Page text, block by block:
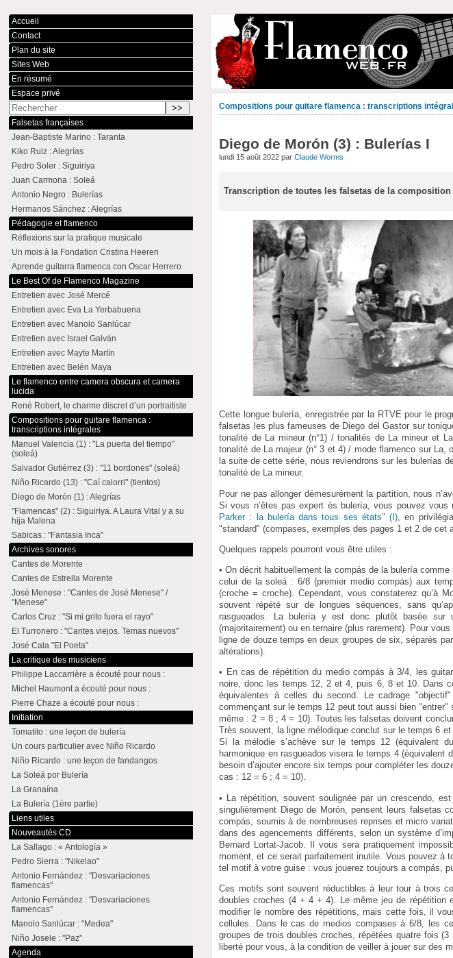
Compositions pour guitare flamenca : transcriptions
Diego de Morón (3) : Bulerías I
lundi 15 août 2022 parClaude Worms
Transcription de toutes les falsetas de la
Cette longue bulería, enregistrée par la RTVE pour le
falsetas les plus fameuses de Diego del Gastor sur
tonalité de La mineur (n°1) / tonalités de La mineur et
tonalité de La majeur (n° 3 et 4) / mode flamenco sur La,
la suite de cette série, nous reviendrons sur les bulerías
tonalité de La mineur.
Pour ne pas allonger démesurément la partition, nous
Si vous n’êtes pas expert ès bulería, vous pouvez vous
Parker : la bulería dans tous ses états" (I) , en
"standard" (compases, exemples des pages 1 et 2 de cet
Quelques rappels pourront vous être utiles :
• On décrit habituellement la compás de la bulería
celui de la soleá : 6/8 (premier medio compás) aux
(croche = croche). Cependant, vous constaterez qu’à
souvent répété sur de longues séquences, sans
rasgueados. La bulería y est donc plutôt basée
(majoritairement) ou en ternaire (plus rarement). Pour
ligne de douze temps en deux groupes de six, séparés
altérations).
• En cas de répétition du medio compás à 3/4, les
noire, donc les temps 12, 2 et 4, puis 6, 8 et 10. Dans
équivalentes à celles du second. Le cadrage
commençant sur le temps 12 peut tout aussi bien
même : 2 = 8 ; 4 = 10). Toutes les falsetas doivent
Très souvent, la ligne mélodique conclut sur le temps 6
Si la mélodie s’achève sur le temps 12 (équivalent
harmonique en rasgueados visera le temps 4
besoin d’ajouter encore six temps pour compléter les
cas : 12 = 6 ; 4 = 10).
• La répétition, souvent soulignée par un crescendo,
singulièrement Diego de Morón, pensent leurs falsetas
compás, soumis à de nombreuses reprises et micro
dans des agencements différents, selon un système
Bernard Lortat-Jacob. Il vous sera pratiquement
moment, et ce serait parfaitement inutile. Vous pouvez à
tel motif à votre guise : vous jouerez toujours a compás,
Ces motifs sont souvent réductibles à leur tour à trois
doubles croches (4 + 4 + 4). Le même jeu de
modifier le nombre des répétitions, mais cette fois, il
cellules. Dans le cas de medios compases à 6/8, les
groupes de trois doubles croches, répétées quatre fois
liberté pour vous, à la condition de veiller à jouer sur des
Accueil
Contact
Plan du site
Sites Web
En résumé
Espace privé
Falsetas françaises
Jean-Baptiste Marino : Taranta
Kiko Ruiz : Alegrías
Pedro Soler : Siguiriya
Juan Carmona : Soleá
Antonio Negro : Bulerías
Hermanos Sánchez : Alegrías
Pédagogie et flamenco
Réflexions sur la pratique musicale
Un mois à la Fondation Cristina Heeren
Aprende guitarra flamenca con Oscar Herrero
Le Best Of de Flamenco Magazine
Entretien avec José Mercé
Entretien avec Eva La Yerbabuena
Entretien avec Manolo Sanlúcar
Entretien avec Israel Galván
Entretien avec Mayte Martín
Entretien avec Belén Maya
Le flamenco entre camera obscura et camera
lucida
René Robert, le charme discret d’un portraitiste
Compositions pour guitare flamenca :
transcriptions intégrales
Manuel Valencia (1) : "La puerta del tiempo"
(soleá)
Salvador Gutiérrez (3) : "11 bordones" (soleá)
Niño Ricardo (13) : "Caí calorri" (tientos)
Diego de Morón (1) : Alegrías
"Flamencas" (2) : Siguiriya. A Laura Vital y a su
hija Malena
Sabicas : "Fantasia Inca"
Archives sonores
Cantes de Morente
Cantes de Estrella Morente
José Menese : "Cantes de José Menese" /
"Menese"
Carlos Cruz : "Si mi grito fuera el rayo"
El Turronero : "Cantes viejos. Temas nuevos"
José Cala "El Poeta"
La critique des musiciens
Philippe Laccarrière a écouté pour nous :
Michel Haumont a écouté pour nous :
Pierre Chaze a écouté pour nous :
Initiation
Tomatito : une leçon de bulería
Un cours particulier avec Niño Ricardo
Niño Ricardo : une leçon de fandangos
La Soleá por Bulería
La Granaína
La Bulería (1ère partie)
Liens utiles
Nouveautés CD
La Sallago : « Antología »
Pedro Sierra : "Nikelao"
Antonio Fernández : "Desvariaciones
flamencas"
Antonio Fernández : "Desvariaciones
flamencas"
Manolo Sanlúcar : "Medea"
Niño Josele : "Paz"
Agenda